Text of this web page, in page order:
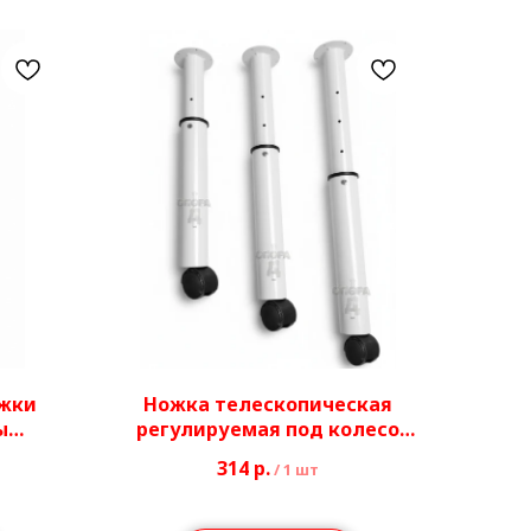
Ножка телескопическая
регулируемая под колесо
314 р./1 шт